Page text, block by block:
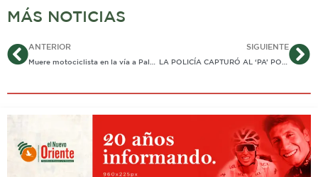
MÁS NOTICIAS
AntANTERIOR SIGUIENTE